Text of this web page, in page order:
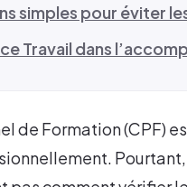
simples pour éviter
Travail dans
de Formation (CPF)